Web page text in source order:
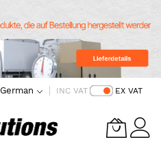
German INC VAT EX VAT